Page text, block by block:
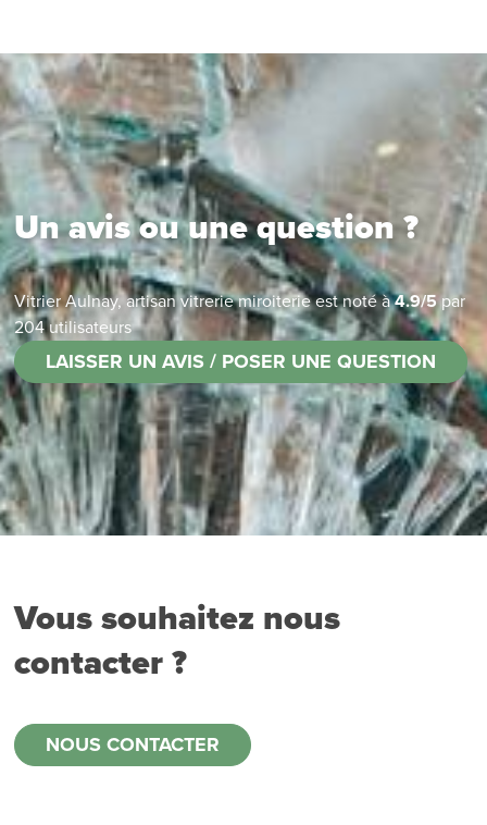
Un avis ou une question ?
Vitrier Aulnay, artisan vitrerie miroiterieest noté à4.9/5 par
204utilisateurs
LAISSER UN AVIS / POSER UNE QUESTION
Vous souhaitez nous
contacter ?
NOUS CONTACTER